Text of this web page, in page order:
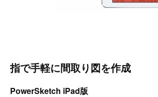
指で手軽に間取り図を作成
PowerSketch iPad版